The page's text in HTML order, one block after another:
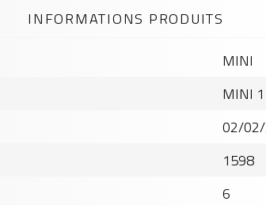
MINI
MINI
02/
1598
6
INFORMATIONS PRODUITS